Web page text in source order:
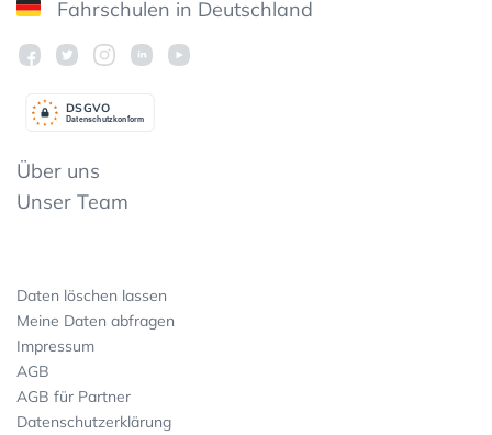
Fahrschulen in Deutschland
Datenschutzkonform
DSGVO
Über uns
Unser Team
Daten löschen lassen
Meine Daten abfragen
Impressum
AGB
AGB für Partner
Datenschutzerklärung